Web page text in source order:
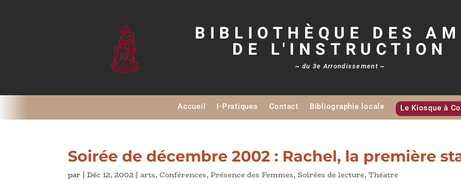
BIBLIOTHÈQUE DES
DE L'INSTRUCTION
~ du 3e Arrondissement ~
Accueil I-Pratiques Contact Bibliographie locale Le Kiosque à
Soirée de décembre 2002 : Rachel, la première
par |Déc 12, 2002 |arts,Conférences,Présence des Femmes, Soirées de lecture,Théatre